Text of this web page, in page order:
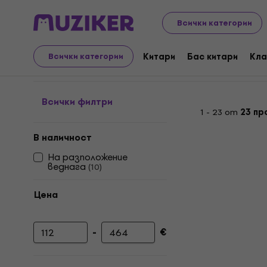
Всички категории
Всички категории Китари Бас китари
Музикални инструменти Бас китари Глави за
Предусилватели за
Всички филтри
В наличност
На разположение
веднага (10)
Цена
Минимална цена
- Максимална цена
€
1 - 23 от 23